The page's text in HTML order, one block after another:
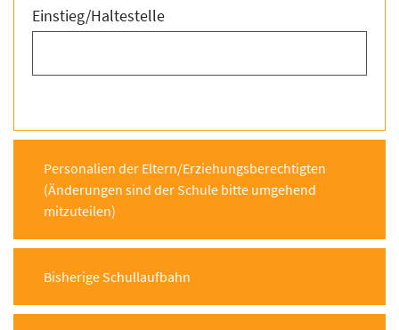
Einstieg/Haltestelle
Personalien der Eltern/Erziehungsberechtigten
(Änderungen sind der Schule bitte umgehend
mitzuteilen)
Bisherige Schullaufbahn